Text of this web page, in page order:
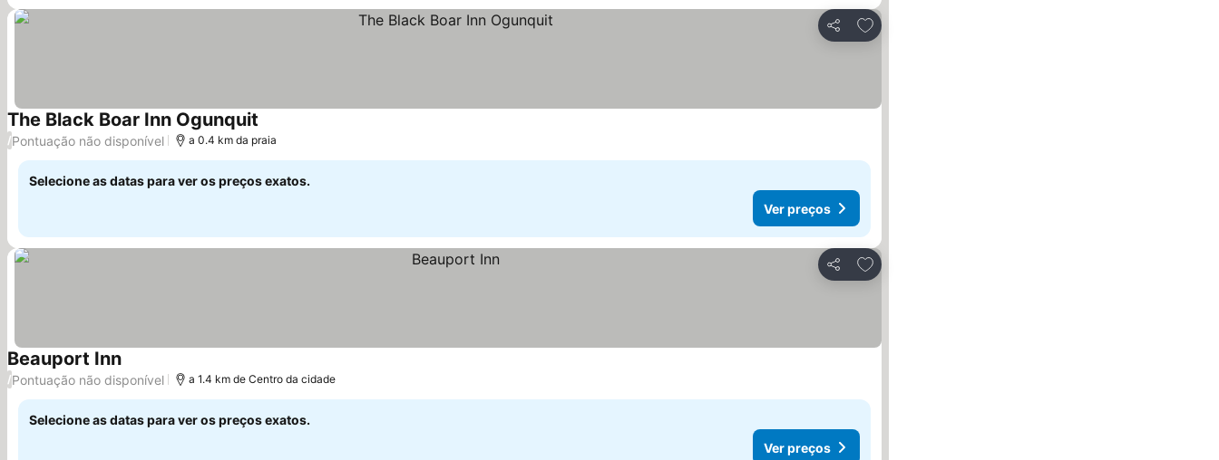
Partilhar
Adicionar aos favoritos
The Black Boar Inn Ogunquit
/Pontuação não disponível a 0.4 km da praia
Selecione as datas para ver os preços exatos.
Ver preços
Partilhar
Adicionar aos favoritos
Beauport InnVer preços
/Pontuação não disponível a 1.4 km de Centro da cidade
Selecione as datas para ver os preços exatos.
Ver preços